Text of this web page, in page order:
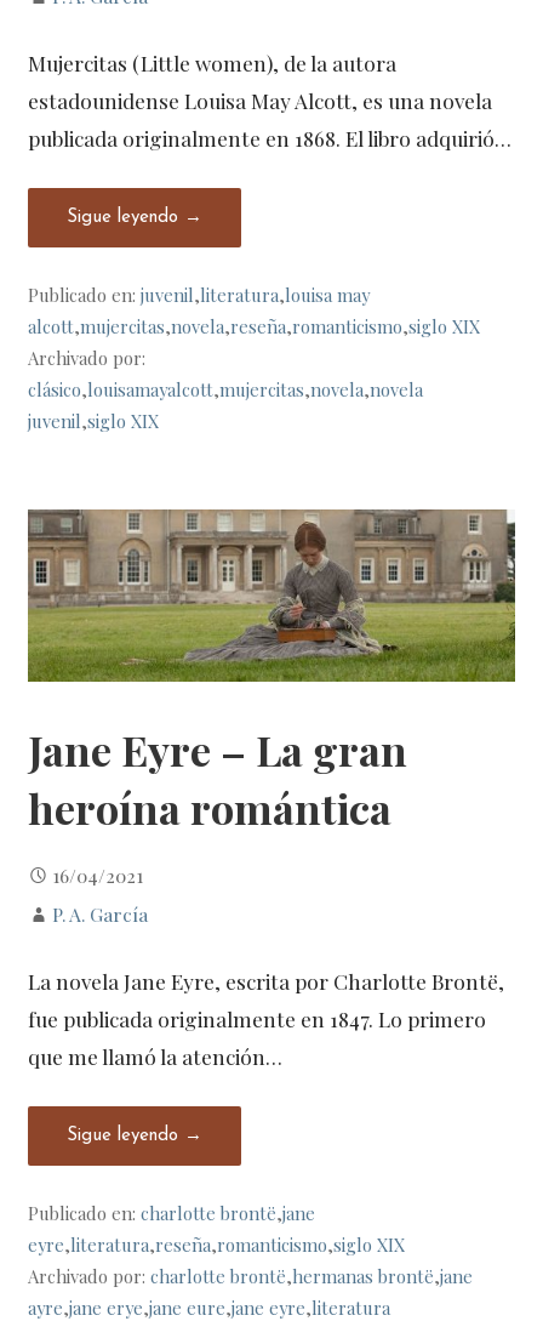
Mujercitas (Little women), de la autora
estadounidense Louisa May Alcott, es una novela
publicada originalmente en 1868. El libro adquirió…
Sigue leyendo →
Publicado en:juvenil,literatura,louisa may
alcott,mujercitas,novela,reseña,romanticismo,siglo XIX
Archivado por:
clásico,louisamayalcott,mujercitas,novela,novela
juvenil,siglo XIX
Jane Eyre – La gran
heroína romántica
16/04/2021
P. A. García
La novela Jane Eyre, escrita por Charlotte Brontë,
fue publicada originalmente en 1847. Lo primero
que me llamó la atención…
Sigue leyendo →
Publicado en:charlotte brontë,jane
eyre,literatura,reseña,romanticismo,siglo XIX
Archivado por:charlotte brontë,hermanas brontë,jane
ayre,jane erye,jane eure,jane eyre,literatura